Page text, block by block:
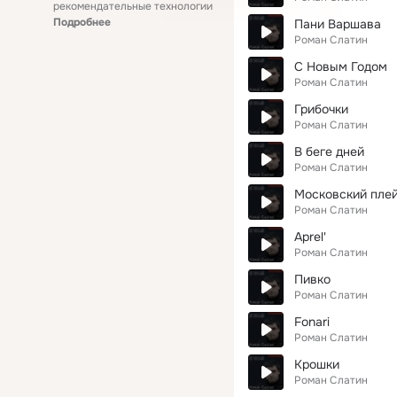
рекомендательные технологии
Подробнее
Пани Варшава
Роман Слатин
С Новым Годом
Роман Слатин
Грибочки
Роман Слатин
В беге дней
Роман Слатин
Московский
Роман Слатин
Aprel'
Роман Слатин
Пивко
Роман Слатин
Fonari
Роман Слатин
Крошки
Роман Слатин